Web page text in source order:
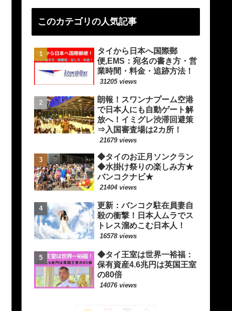
このカテゴリの人気記事
タイから日本へ国際郵
便,EMS：宛名の書き方・営
業時間・料金・追跡方法！
31205 views
朗報！スワンナプーム空港
で日本人にも自動ゲート解
放へ！イミグレ渋滞回避策
⇒入国審査場は2カ所！
21679 views
◆タイのお正月ソンクラン
◆水掛け祭りの楽しみ方★
バンコクナビ★
21404 views
更新：バンコク駐在員妻自
殺の衝撃！日本人ムラでス
トレス溜めこむ日本人！
16578 views
◆タイ王室は世界一裕福：
保有資産4.6兆円は英国王室
の80倍
14076 views